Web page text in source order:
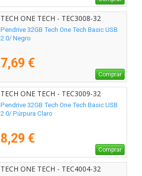
TECH ONE TECH - TEC3008-32
Pendrive 32GB Tech One Tech Basic USB
2.0/ Negro
7,69 €
Comprar
TECH ONE TECH - TEC3009-32
Pendrive 32GB Tech One Tech Basic USB
2.0/ Púrpura Claro
8,29 €
Comprar
TECH ONE TECH - TEC4004-32